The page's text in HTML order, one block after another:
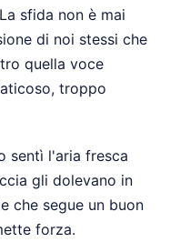
sfida non è mai
di noi stessi che
quella voce
troppo
sentì l'aria fresca
gli dolevano in
che segue un buon
forza.